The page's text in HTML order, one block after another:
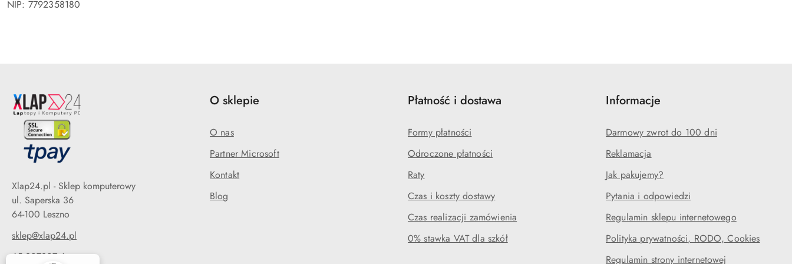
NIP: 7792358180
Xlap24.pl - Sklep komputerowy
ul. Saperska 36
64-100 Leszno
sklep@xlap24.pl
65 307307 6
O sklepie
O nas
Partner Microsoft
Kontakt
Blog
Płatność i dostawa
Formy płatności
Odroczone płatności
Raty
Czas i koszty dostawy
Czas realizacji zamówienia
0% stawka VAT dla szkół
Informacje
Darmowy zwrot do 100 dni
Reklamacja
Jak pakujemy?
Pytania i odpowiedzi
Regulamin sklepu internetowego
Polityka prywatności, RODO, Cookies
Regulamin strony internetowej